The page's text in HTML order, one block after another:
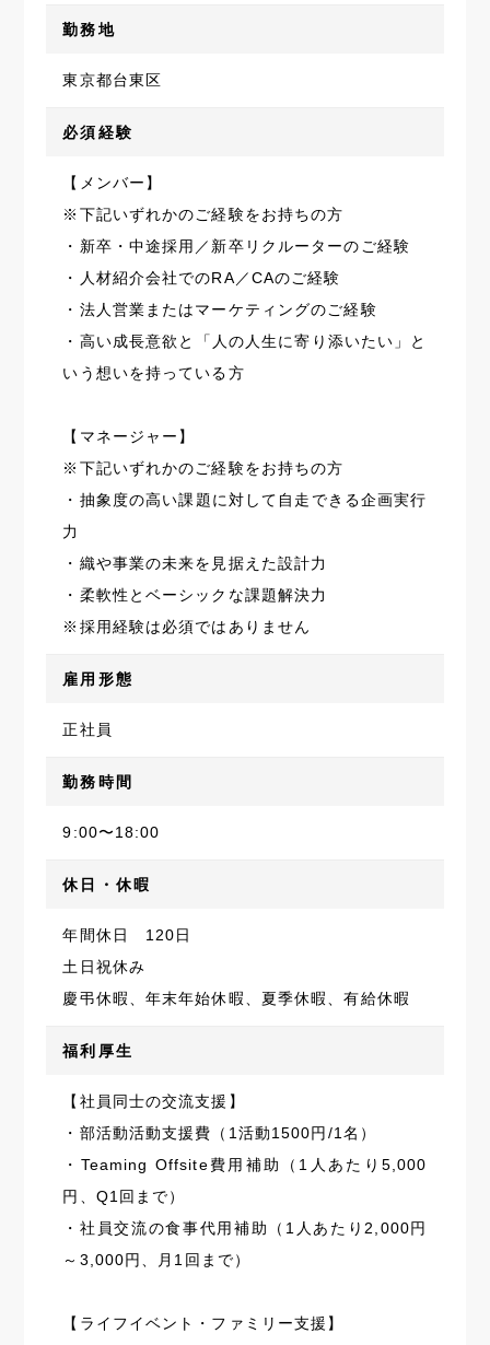
勤務地
東京都台東区
必須経験
【メンバー】
※下記いずれかのご経験をお持ちの方
・新卒・中途採用／新卒リクルーターのご経験
・人材紹介会社でのRA／CAのご経験
・法人営業またはマーケティングのご経験
・高い成長意欲と「人の人生に寄り添いたい」と
いう想いを持っている方
【マネージャー】
※下記いずれかのご経験をお持ちの方
・抽象度の高い課題に対して自走できる企画実行
力
・織や事業の未来を見据えた設計力
・柔軟性とベーシックな課題解決力
※採用経験は必須ではありません
雇用形態
正社員
勤務時間
9:00〜18:00
休日・休暇
年間休日 120日
土日祝休み
慶弔休暇、年末年始休暇、夏季休暇、有給休暇
福利厚生
【社員同士の交流支援】
・部活動活動支援費（1活動1500円/1名）
・Teaming Offsite費用補助（1人あたり5,000
円、Q1回まで）
・社員交流の食事代用補助（1人あたり2,000円
～3,000円、月1回まで）
【ライフイベント・ファミリー支援】